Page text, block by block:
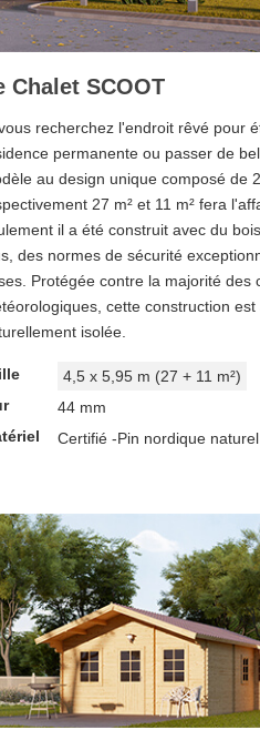
Chalet SCOOT
recherchez l'endroit rêvé pour
permanente ou passer de
au design unique composé de
27 m² et 11 m² fera
il a été construit avec du
des normes de sécurité
Protégée contre la majorité des
cette construction est
isolée.
4,5 x 5,95 m (27 + 11 m²)
44 mm
Certifié -Pin nordique naturel